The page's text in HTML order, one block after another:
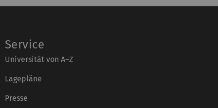
Service
Universität von A–Z
Lagepläne
Presse